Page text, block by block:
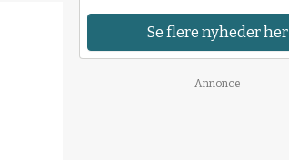
Se flere nyheder her
Annonce